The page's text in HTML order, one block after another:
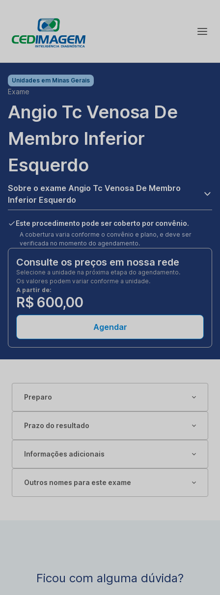
Unidades em Minas Gerais
Exame
Angio Tc Venosa De
Membro Inferior
Esquerdo
Sobre o exame Angio Tc Venosa De Membro
Inferior Esquerdo
Este procedimento pode ser coberto por convênio.
A cobertura varia conforme o convênio e plano, e deve ser
verificada no momento do agendamento.
Consulte os preços em nossa rede
Selecione a unidade na próxima etapa do agendamento.
Os valores podem variar conforme a unidade.
A partir de:
R$ 600,00
Agendar
Preparo
Prazo do resultado
Informações adicionais
Outros nomes para este exame
Ficou com alguma dúvida?